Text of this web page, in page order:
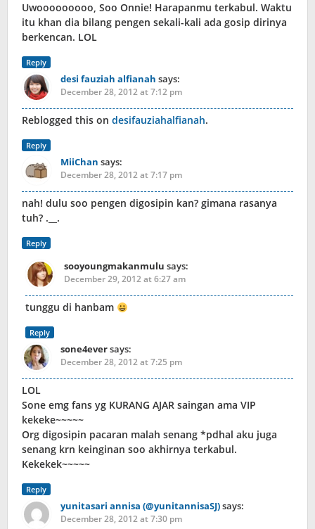
Uwooooooooo, Soo Onnie! Harapanmu terkabul. Waktu
itu khan dia bilang pengen sekali-kali ada gosip dirinya
berkencan. LOL
Reply
desi fauziah alfianah says:
December 28, 2012 at 7:12 pm
Reblogged this on desifauziahalfianah.
Reply
MiiChan says:
December 28, 2012 at 7:17 pm
nah! dulu soo pengen digosipin kan? gimana rasanya
tuh? .__.
Reply
sooyoungmakanmulu says:
December 29, 2012 at 6:27 am
tunggu di hanbam
Reply
sone4eversays:
December 28, 2012 at 7:25 pm
LOL
Sone emg fans yg KURANG AJAR saingan ama VIP
kekeke~~~~~
Org digosipin pacaran malah senang *pdhal aku juga
senang krn keinginan soo akhirnya terkabul.
Kekekek~~~~~
Reply
yunitasari annisa (@yunitannisaSJ)says:
December 28, 2012 at 7:30 pm